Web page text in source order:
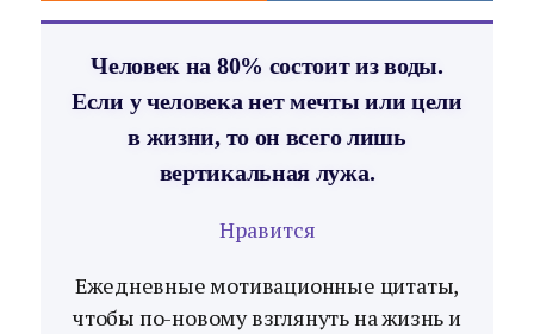
Человек на 80% состоит из воды.
Если у человека нет мечты или цели
в жизни, то он всего лишь
вертикальная лужа.
Нравится
Ежедневные мотивационные цитаты,
чтобы по-новому взглянуть на жизнь и